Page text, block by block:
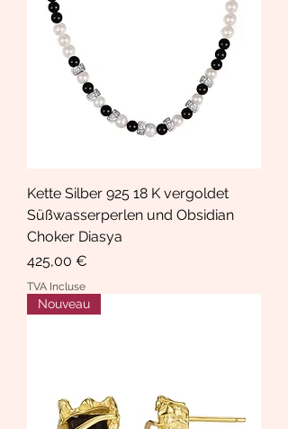
Kette Silber 925 18 K vergoldet
Süßwasserperlen und Obsidian
Choker Diasya
Prix
425,00 €
TVA Incluse
Nouveau